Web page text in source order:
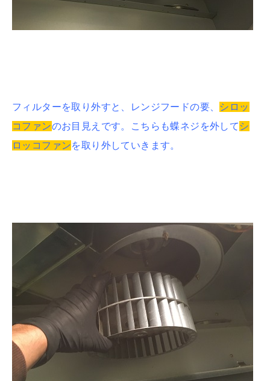
フィルターを取り外すと、レンジフードの要、 シロッ
コファンのお目見えです。こちらも蝶ネジを外して シ
ロッコファンを取り外していきます。